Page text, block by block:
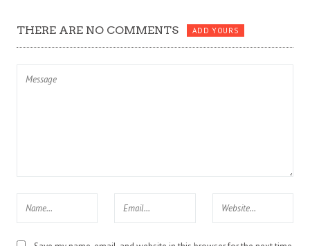
THERE ARE NO COMMENTS ADD YOURS